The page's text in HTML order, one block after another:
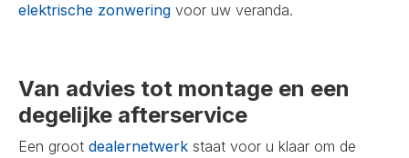
elektrische zonwering voor uw veranda.
Van advies tot montage en een
degelijke afterservice
Een groot dealernetwerk staat voor u klaar om de